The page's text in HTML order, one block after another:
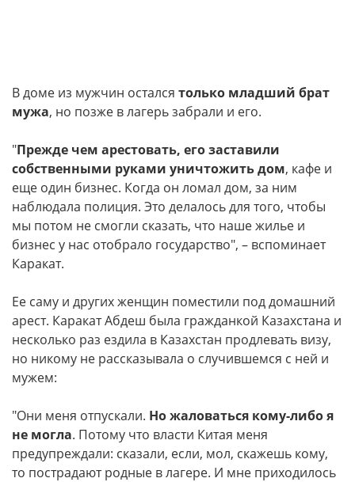
В доме из мужчин остался только младший брат
мужа, но позже в лагерь забрали и его.
"Прежде чем арестовать, его заставили
собственными руками уничтожить дом, кафе и
еще один бизнес. Когда он ломал дом, за ним
наблюдала полиция. Это делалось для того, чтобы
мы потом не смогли сказать, что наше жилье и
бизнес у нас отобрало государство", – вспоминает
Каракат.
Ее саму и других женщин поместили под домашний
арест. Каракат Абдеш была гражданкой Казахстана и
несколько раз ездила в Казахстан продлевать визу,
но никому не рассказывала о случившемся с ней и
мужем:
"Они меня отпускали. Но жаловаться кому-либо я
не могла. Потому что власти Китая меня
предупреждали: сказали, если, мол, скажешь кому,
то пострадают родные в лагере. И мне приходилось